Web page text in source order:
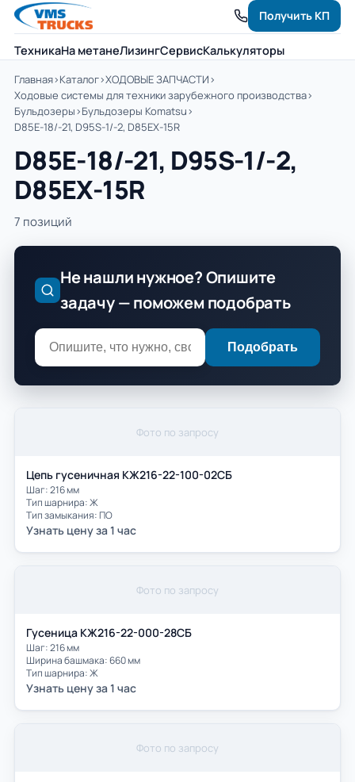
ТехникаНа метанеЛизингСервисКалькуляторы
Получить КП
Главная›Каталог›ХОДОВЫЕ ЗАПЧАСТИ›
Ходовые системы для техники зарубежного производства›
Бульдозеры›Бульдозеры Komatsu›
D85Е-18/-21, D95S-1/-2, D85EX-15R
D85Е-18/-21, D95S-1/-2,
D85EX-15R
7 позиций
Не нашли нужное? Опишите
задачу — поможем подобрать
Подобрать
Фото по запросу
Цепь гусеничная КЖ216-22-100-02СБ
Шаг: 216 мм
Тип шарнира: Ж
Тип замыкания: ПО
Узнать цену за 1 час
Фото по запросу
Гусеница КЖ216-22-000-28СБ
Шаг: 216 мм
Ширина башмака: 660 мм
Тип шарнира: Ж
Узнать цену за 1 час
Фото по запросу